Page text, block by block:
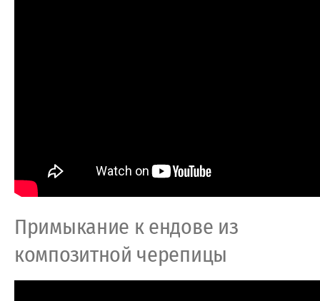
Примыкание к ендове из
композитной черепицы